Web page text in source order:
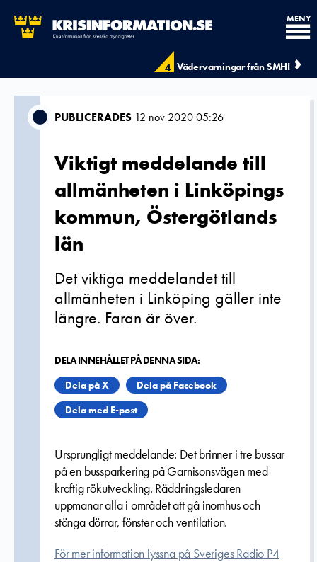
4 Vädervarningar från SMHI
MENY
PUBLICERADES 12 nov 2020 05:26
Viktigt meddelande till
allmänheten i Linköpings
kommun, Östergötlands
län
Det viktiga meddelandet till
allmänheten i Linköping gäller inte
längre. Faran är över.
DELA INNEHÅLLET PÅ DENNA SIDA:
Dela på X
Dela på Facebook
Dela med E-post
Ursprungligt meddelande: Det brinner i tre bussar
på en bussparkering på Garnisonsvägen med
kraftig rökutveckling. Räddningsledaren
uppmanar alla i området att gå inomhus och
stänga dörrar, fönster och ventilation.
För mer information lyssna på Sveriges Radio P4